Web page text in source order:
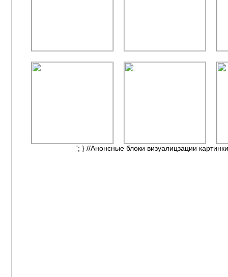
'; } //Анонсные блоки визуалицзации